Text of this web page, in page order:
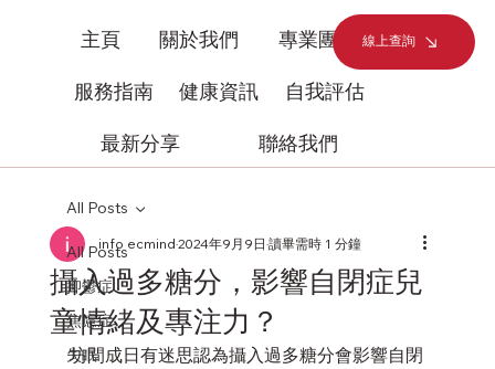
主頁 關於我們 專業團隊
服務指南 健康資訊 自我評估
最新分享 聯絡我們
線上查詢
All Posts
抑鬱症
焦慮症
失眠
All Posts
攝入過多糖分，影響自閉症兒
童情緒及專注力？
info ecmind2024年9月9日 讀畢需時 1 分鐘
坊間成日有迷思認為攝入過多糖分會影響自閉